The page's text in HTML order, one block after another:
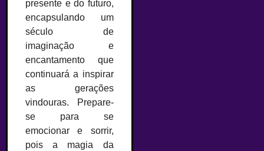
presente e do futuro,
encapsulando um
século de
imaginação e
encantamento que
continuará a inspirar
as gerações
vindouras. Prepare-
se para se
emocionar e sorrir,
pois a magia da